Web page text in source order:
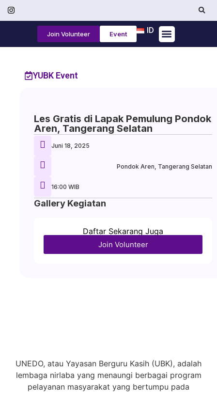
ID
Join Volunteer Event
YUBK Event
Les Gratis di Lapak Pemulung Pondok
Aren, Tangerang Selatan
Juni 18, 2025
Pondok Aren, Tangerang Selatan
16:00 WIB
Gallery Kegiatan
Daftar Sekarang Juga
Join Volunteer
UNEDO, atau Yayasan Berguru Kasih (UBK), adalah
lembaga nirlaba yang menaungi berbagai program
pelayanan masyarakat yang bertumpu pada